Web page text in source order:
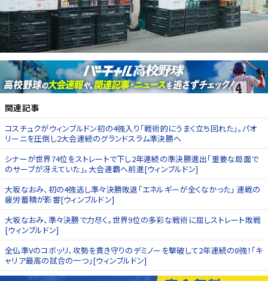
関連記事
コスチュクがウィンブルドン初の4強入り「戦術的にうまく立ち回れた」。パオ
リーニを圧倒し2大会連続のグランドスラム準決勝へ
シナーが世界74位をストレートで下し2年連続の準決勝進出「重要な局面で
のサーブが冴えていた」。大会連覇へ前進[ウィンブルドン]
大坂なおみ、初の4強逃し準々決勝敗退「エネルギーが全くなかった」 連戦の
疲労蓄積が影響[ウィンブルドン]
大坂なおみ、準々決勝で力尽く。世界9位の多彩な戦術に屈しストレート敗戦
[ウィンブルドン]
全仏準Vのコボッリ、攻勢を貫き守りのデミノーを撃破して2年連続の8強！「キ
ャリア最高の試合の一つ」[ウィンブルドン]